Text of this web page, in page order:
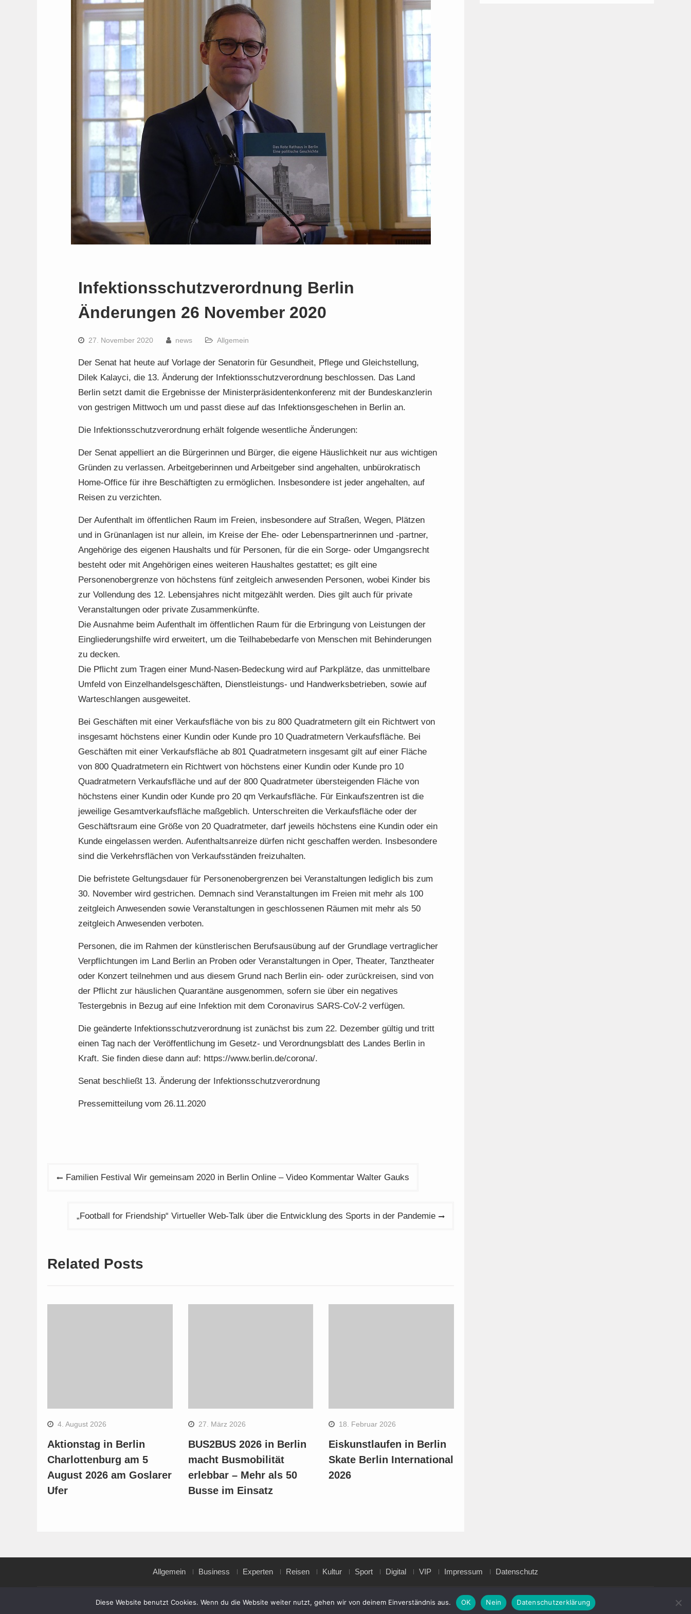
Infektionsschutzverordnung Berlin
Änderungen 26 November 2020
27. November 2020 news Allgemein
Der Senat hat heute auf Vorlage der Senatorin für Gesundheit, Pflege und Gleichstellung,
Dilek Kalayci, die 13. Änderung der Infektionsschutzverordnung beschlossen. Das Land
Berlin setzt damit die Ergebnisse der Ministerpräsidentenkonferenz mit der Bundeskanzlerin
von gestrigen Mittwoch um und passt diese auf das Infektionsgeschehen in Berlin an.
Die Infektionsschutzverordnung erhält folgende wesentliche Änderungen:
Der Senat appelliert an die Bürgerinnen und Bürger, die eigene Häuslichkeit nur aus wichtigen
Gründen zu verlassen. Arbeitgeberinnen und Arbeitgeber sind angehalten, unbürokratisch
Home-Office für ihre Beschäftigten zu ermöglichen. Insbesondere ist jeder angehalten, auf
Reisen zu verzichten.
Der Aufenthalt im öffentlichen Raum im Freien, insbesondere auf Straßen, Wegen, Plätzen
und in Grünanlagen ist nur allein, im Kreise der Ehe- oder Lebenspartnerinnen und -partner,
Angehörige des eigenen Haushalts und für Personen, für die ein Sorge- oder Umgangsrecht
besteht oder mit Angehörigen eines weiteren Haushaltes gestattet; es gilt eine
Personenobergrenze von höchstens fünf zeitgleich anwesenden Personen, wobei Kinder bis
zur Vollendung des 12. Lebensjahres nicht mitgezählt werden. Dies gilt auch für private
Veranstaltungen oder private Zusammenkünfte.
Die Ausnahme beim Aufenthalt im öffentlichen Raum für die Erbringung von Leistungen der
Eingliederungshilfe wird erweitert, um die Teilhabebedarfe von Menschen mit Behinderungen
zu decken.
Die Pflicht zum Tragen einer Mund-Nasen-Bedeckung wird auf Parkplätze, das unmittelbare
Umfeld von Einzelhandelsgeschäften, Dienstleistungs- und Handwerksbetrieben, sowie auf
Warteschlangen ausgeweitet.
Bei Geschäften mit einer Verkaufsfläche von bis zu 800 Quadratmetern gilt ein Richtwert von
insgesamt höchstens einer Kundin oder Kunde pro 10 Quadratmetern Verkaufsfläche. Bei
Geschäften mit einer Verkaufsfläche ab 801 Quadratmetern insgesamt gilt auf einer Fläche
von 800 Quadratmetern ein Richtwert von höchstens einer Kundin oder Kunde pro 10
Quadratmetern Verkaufsfläche und auf der 800 Quadratmeter übersteigenden Fläche von
höchstens einer Kundin oder Kunde pro 20 qm Verkaufsfläche. Für Einkaufszentren ist die
jeweilige Gesamtverkaufsfläche maßgeblich. Unterschreiten die Verkaufsfläche oder der
Geschäftsraum eine Größe von 20 Quadratmeter, darf jeweils höchstens eine Kundin oder ein
Kunde eingelassen werden. Aufenthaltsanreize dürfen nicht geschaffen werden. Insbesondere
sind die Verkehrsflächen von Verkaufsständen freizuhalten.
Die befristete Geltungsdauer für Personenobergrenzen bei Veranstaltungen lediglich bis zum
30. November wird gestrichen. Demnach sind Veranstaltungen im Freien mit mehr als 100
zeitgleich Anwesenden sowie Veranstaltungen in geschlossenen Räumen mit mehr als 50
zeitgleich Anwesenden verboten.
Personen, die im Rahmen der künstlerischen Berufsausübung auf der Grundlage vertraglicher
Verpflichtungen im Land Berlin an Proben oder Veranstaltungen in Oper, Theater, Tanztheater
oder Konzert teilnehmen und aus diesem Grund nach Berlin ein- oder zurückreisen, sind von
der Pflicht zur häuslichen Quarantäne ausgenommen, sofern sie über ein negatives
Testergebnis in Bezug auf eine Infektion mit dem Coronavirus SARS-CoV-2 verfügen.
Die geänderte Infektionsschutzverordnung ist zunächst bis zum 22. Dezember gültig und tritt
einen Tag nach der Veröffentlichung im Gesetz- und Verordnungsblatt des Landes Berlin in
Kraft. Sie finden diese dann auf: https://www.berlin.de/corona/.
Senat beschließt 13. Änderung der Infektionsschutzverordnung
Pressemitteilung vom 26.11.2020
Beitragsnavigation
Familien Festival Wir gemeinsam 2020 in Berlin Online – Video Kommentar Walter Gauks
„Football for Friendship“ Virtueller Web-Talk über die Entwicklung des Sports in der Pandemie
Related Posts
4. August 2026
Aktionstag in Berlin
Charlottenburg am 5
August 2026 am Goslarer
Ufer
27. März 2026
BUS2BUS 2026 in Berlin
macht Busmobilität
erlebbar – Mehr als 50
Busse im Einsatz
18. Februar 2026
Eiskunstlaufen in Berlin
Skate Berlin International
2026
Allgemein Business Experten Reisen Kultur Sport Digital VIP Impressum Datenschutz
Copyright © All rights reserved. Magazine Point by
Diese Website benutzt Cookies. Wenn du die Website weiter nutzt, gehen wir von deinem Einverständnis aus. OK Nein Datenschutzerklärung